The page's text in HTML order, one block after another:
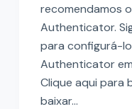
recomendamos
Authenticator.
para configurá-
Authenticator
Clique aqui para
baixar…